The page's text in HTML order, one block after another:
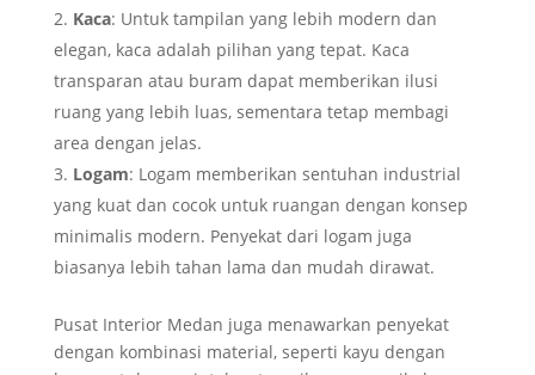
Kaca: Untuk tampilan yang lebih modern dan
elegan, kaca adalah pilihan yang tepat. Kaca
transparan atau buram dapat memberikan ilusi
ruang yang lebih luas, sementara tetap membagi
area dengan jelas.
Logam: Logam memberikan sentuhan industrial
yang kuat dan cocok untuk ruangan dengan konsep
minimalis modern. Penyekat dari logam juga
biasanya lebih tahan lama dan mudah dirawat.
Pusat Interior Medan juga menawarkan penyekat
dengan kombinasi material, seperti kayu dengan